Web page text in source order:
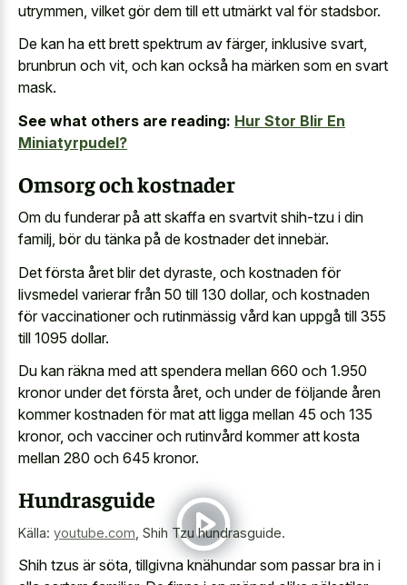
utrymmen, vilket gör dem till ett utmärkt val för stadsbor.
De kan ha ett brett spektrum av färger, inklusive svart,
brunbrun och vit, och kan också ha märken som en svart
mask.
See what others are reading: Hur Stor Blir En
Miniatyrpudel?
Omsorg och kostnader
Om du funderar på att skaffa en svartvit shih-tzu i din
familj, bör du tänka på de kostnader det innebär.
Det första året blir det dyraste, och kostnaden för
livsmedel varierar från 50 till 130 dollar, och kostnaden
för vaccinationer och rutinmässig vård kan uppgå till 355
till 1095 dollar.
Du kan räkna med att spendera mellan 660 och 1.950
kronor under det första året, och under de följande åren
kommer kostnaden för mat att ligga mellan 45 och 135
kronor, och vacciner och rutinvård kommer att kosta
mellan 280 och 645 kronor.
Hundrasguide
Källa: youtube.com, Shih Tzu hundrasguide.
Shih tzus är söta, tillgivna knähundar som passar bra in i